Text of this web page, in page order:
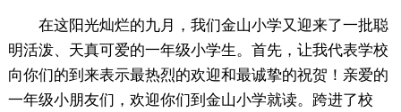
在这阳光灿烂的九月，我们金山小学又迎来了一批聪
明活泼、天真可爱的一年级小学生。首先，让我代表学校
向你们的到来表示最热烈的欢迎和最诚挚的祝贺！亲爱的
一年级小朋友们，欢迎你们到金山小学就读。跨进了校